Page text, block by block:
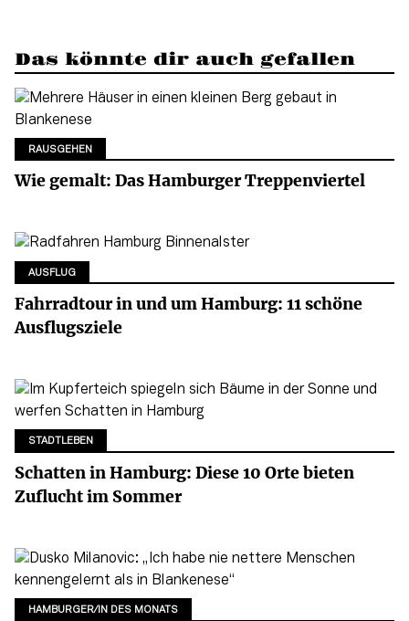
Das könnte dir auch gefallen
RAUSGEHEN
Wie gemalt: Das Hamburger Treppenviertel
AUSFLUG
Fahrradtour in und um Hamburg: 11 schöne
Ausflugsziele
STADTLEBEN
Schatten in Hamburg: Diese 10 Orte bieten
Zuflucht im Sommer
HAMBURGER/IN DES MONATS